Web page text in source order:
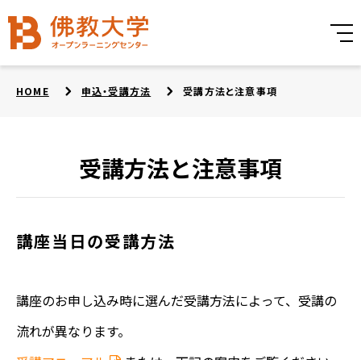
HOME 申込・受講方法 受講方法と注意事項
受講方法と注意事項
講座当日の受講方法
講座のお申し込み時に選んだ受講方法によって、受講の
流れが異なります。